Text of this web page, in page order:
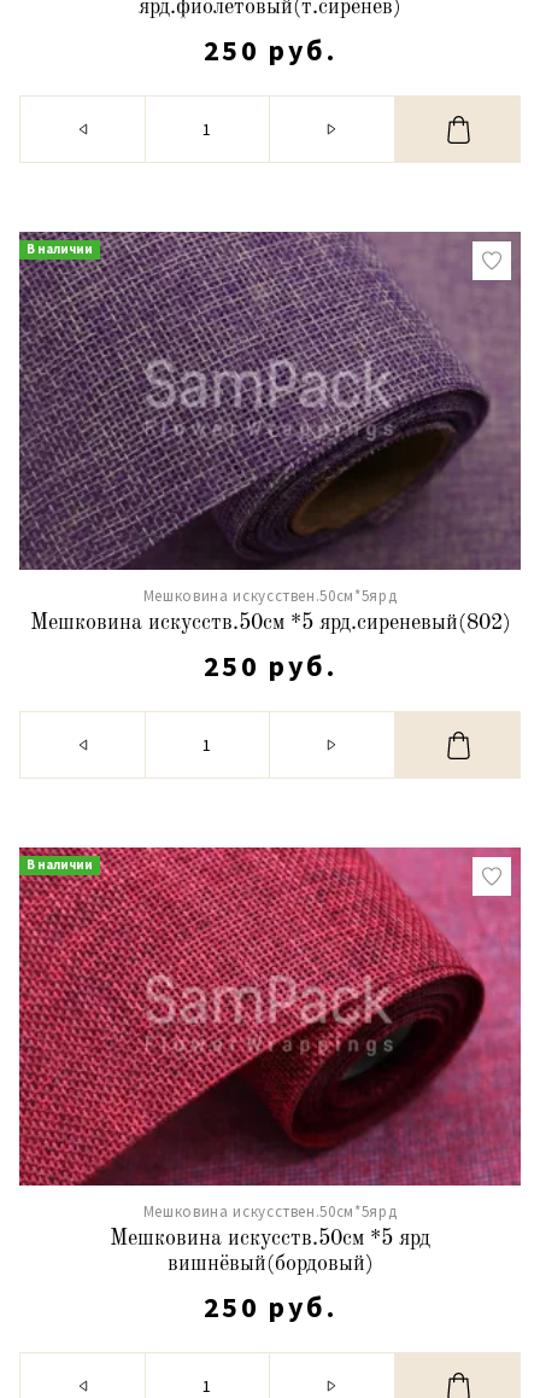
ярд.фиолетовый(т.сиренев)
250 руб.
В наличии
Мешковина искусствен.50см*5ярд
Мешковина искусств.50см *5 ярд.сиреневый(802)
250 руб.
В наличии
Мешковина искусствен.50см*5ярд
Мешковина искусств.50см *5 ярд
вишнёвый(бордовый)
250 руб.